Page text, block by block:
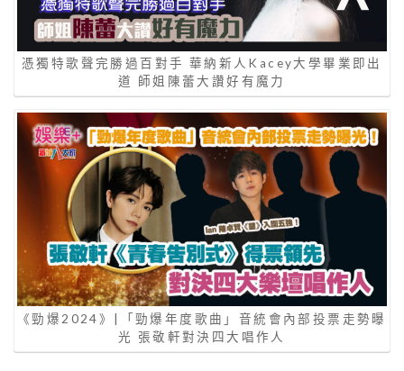
憑獨特歌聲完勝過百對手 華納新人Kacey大學畢業即出
道 師姐陳蕾大讚好有魔力
《勁爆2024》|「勁爆年度歌曲」音統會內部投票走勢曝
光 張敬軒對決四大唱作人